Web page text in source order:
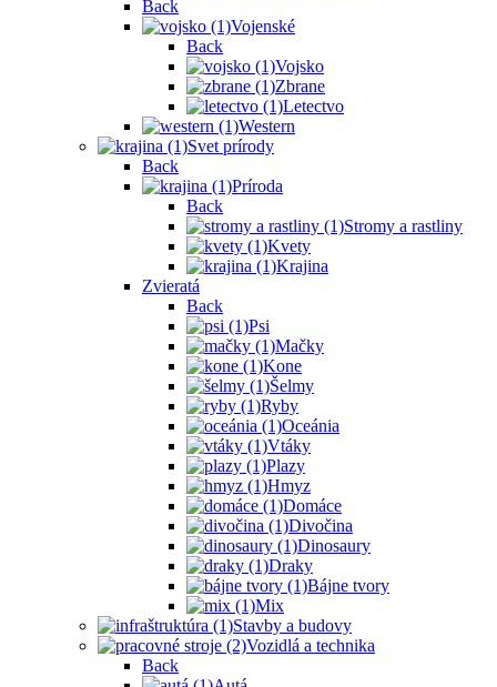
Back
Vojenské
Back
Vojsko
Zbrane
Letectvo
Western
Svet prírody
Back
Príroda
Back
Stromy a rastliny
Kvety
Krajina
Zvieratá
Back
Psi
Mačky
Kone
Šelmy
Ryby
Oceánia
Vtáky
Plazy
Hmyz
Domáce
Divočina
Dinosaury
Draky
Bájne tvory
Mix
Stavby a budovy
Vozidlá a technika
Back